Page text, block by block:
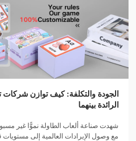
الجودة والتكلفة: كيف توازن شركات
الرائدة بينهما
شهدت صناعة ألعاب الطاولة نموًّا غير
مع وصول الإيرادات العالمية إلى مستويات